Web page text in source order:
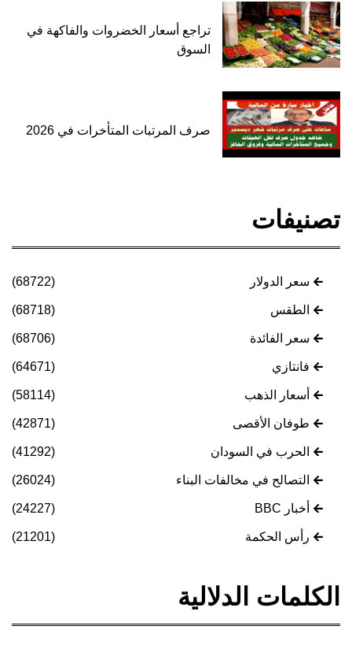
تراجع أسعار الخضروات والفاكهة في
السوق
صرف المرتبات المتأخرات في 2026
تصنيفات
سعر الدولار (68722)
الطقس (68718)
سعر الفائدة (68706)
فانتازي (64671)
أسعار الذهب (58114)
طوفان الأقصى (42871)
الحرب في السودان (41292)
التصالح في مخالفات البناء (26024)
أخبار BBC (24227)
رأس الحكمة (21201)
الكلمات الدلالية